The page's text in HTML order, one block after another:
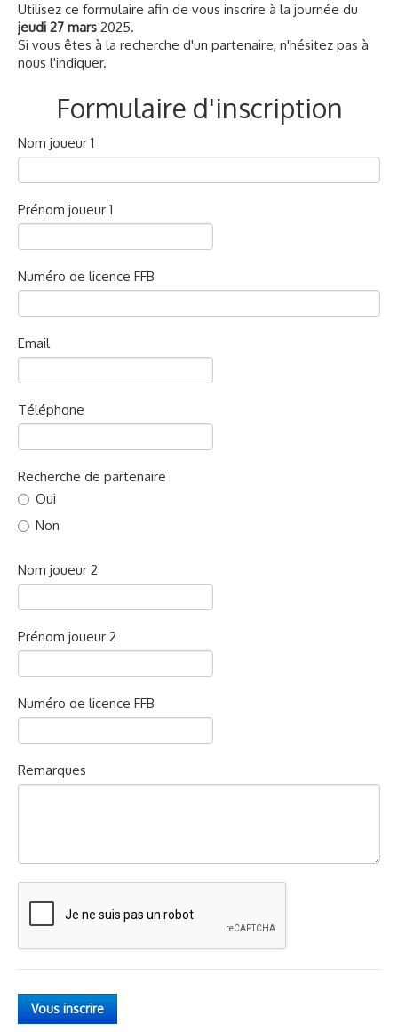
Utilisez ce formulaire afin de vous inscrire à la journée du
jeudi 27 mars 2025.
Si vous êtes à la recherche d'un partenaire, n'hésitez pas à
nous l'indiquer.
Formulaire d'inscription
Nom joueur 1
Prénom joueur 1
Numéro de licence FFB
Email
Téléphone
Recherche de partenaire
Oui
Non
Nom joueur 2
Prénom joueur 2
Numéro de licence FFB
Remarques
Vous inscrire